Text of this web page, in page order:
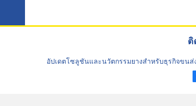
ติ
อัปเดตโซลูชันและนวัตกรรมยางสำหรับธุรกิจขนส่